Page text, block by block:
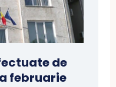
de
februarie